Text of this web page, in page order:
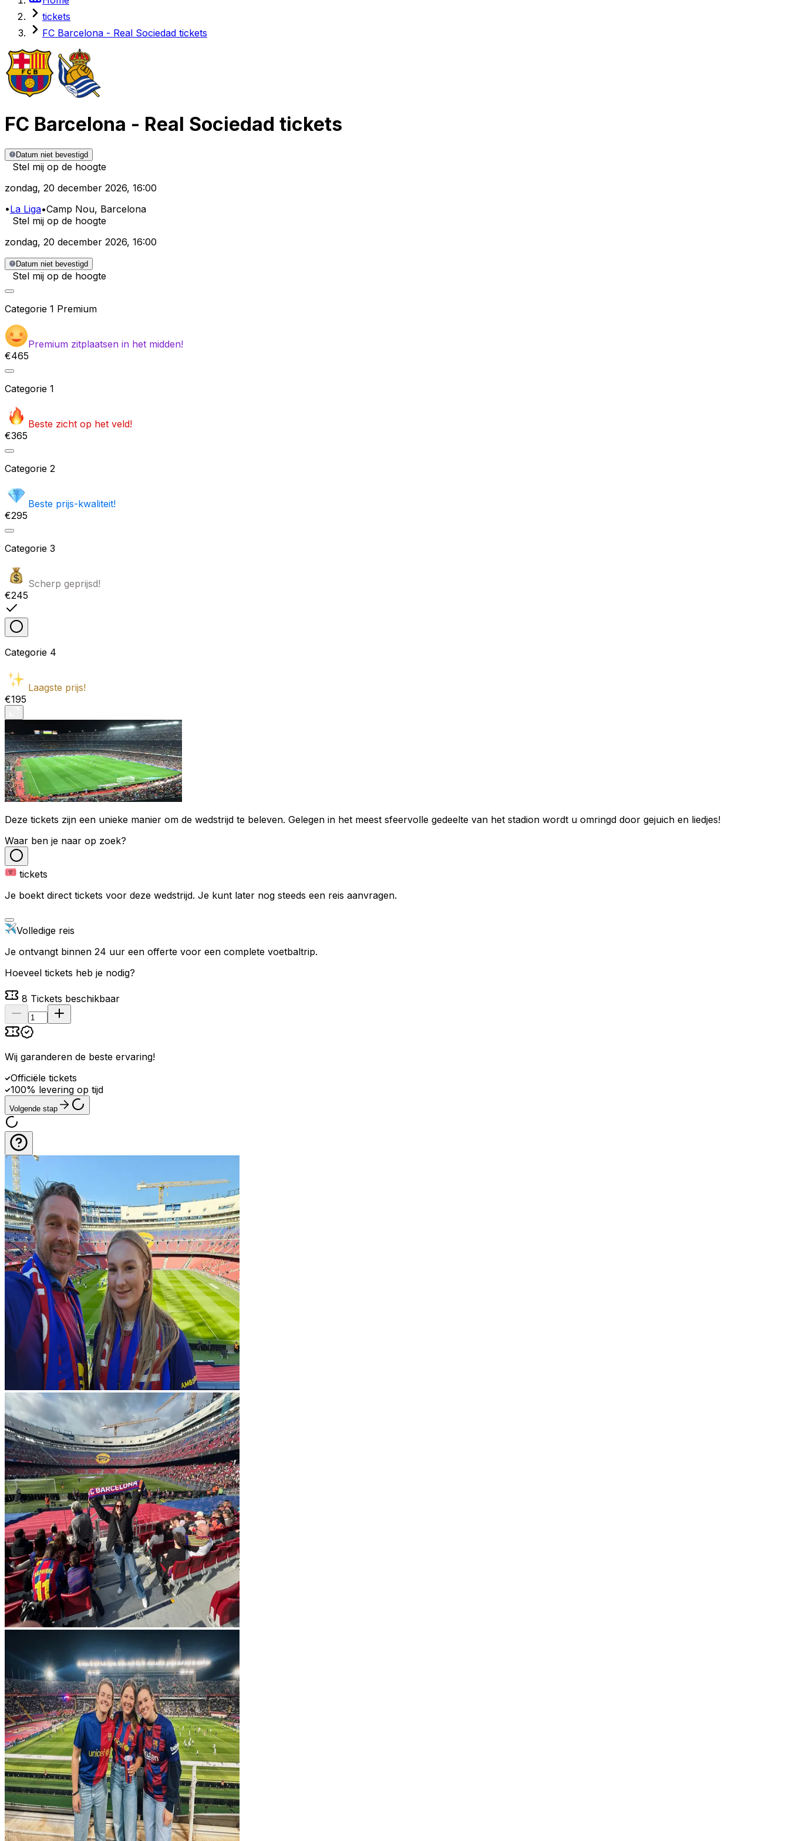
tickets
FC Barcelona - Real Sociedad tickets
FC Barcelona - Real Sociedad tickets
Datum niet bevestigd
Stel mij op de hoogte
zondag, 20 december 2026, 16:00
•La Liga•Camp Nou, Barcelona
Stel mij op de hoogte
zondag, 20 december 2026, 16:00
Datum niet bevestigd
Stel mij op de hoogte
Categorie 1 Premium
Premium zitplaatsen in het midden!
€465
Categorie 1
Beste zicht op het veld!
€365
Categorie 2
Beste prijs-kwaliteit!
€295
Categorie 3
Scherp geprijsd!
€245
Categorie 4
Laagste prijs!
€195
Deze tickets zijn een unieke manier om de wedstrijd te beleven. Gelegen in het meest sfeervolle gedeelte van het stadion wordt u omringd door gejuich en liedjes!
Waar ben je naar op zoek?
tickets
Je boekt direct tickets voor deze wedstrijd. Je kunt later nog steeds een reis aanvragen.
Volledige reis
Je ontvangt binnen 24 uur een offerte voor een complete voetbaltrip.
Hoeveel tickets heb je nodig?
8 Tickets beschikbaar
Wij garanderen de beste ervaring!
Officiële tickets
100% levering op tijd
Volgende stap